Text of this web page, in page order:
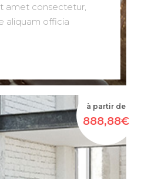
amet consectetur,
aliquam officia
à partir de
888,88€